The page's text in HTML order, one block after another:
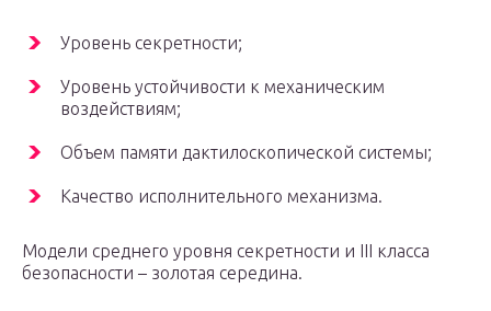
Уровень секретности;
Уровень устойчивости к механическим
воздействиям;
Объем памяти дактилоскопической системы;
Качество исполнительного механизма.
Модели среднего уровня секретности и III класса
безопасности – золотая середина.